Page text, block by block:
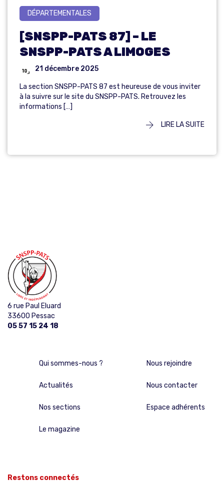
DÉPARTEMENTALES
[SNSPP-PATS 87] – LE
SNSPP-PATS A LIMOGES
21 décembre 2025
La section SNSPP-PATS 87 est heureuse de vous inviter
à la suivre sur le site du SNSPP-PATS. Retrouvez les
informations […]
LIRE LA SUITE
6 rue Paul Eluard
33600 Pessac
05 57 15 24 18
Qui sommes-nous ?
Actualités
Nos sections
Le magazine
Nous rejoindre
Nous contacter
Espace adhérents
Restons connectés